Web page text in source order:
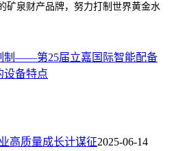
矿泉财产品牌，努力打制世界黄金水
制——第25届立嘉国际智能配备
设备特点
高质量成长计谋征2025-06-14